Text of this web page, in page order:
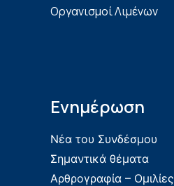
Οργανισμοί Λιμένων
Ενημέρωση
Νέα του Συνδέσμου
Σημαντικά θέματα
Αρθρογραφία – Ομιλίες